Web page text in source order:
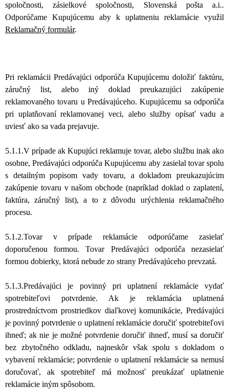
spoločnosti, zásielkové spoločnosti, Slovenská pošta a.i..
Odporúčame Kupujúcemu aby k uplatneniu reklamácie využil
Reklamačný formulár.
Pri reklamácii Predávajúci odporúča Kupujúcemu doložiť faktúru,
záručný list, alebo iný doklad preukazujúci zakúpenie
reklamovaného tovaru u Predávajúceho. Kupujúcemu sa odporúča
pri uplatňovaní reklamovanej veci, alebo služby opísať vadu a
uviesť ako sa vada prejavuje.
5.1.1.V prípade ak Kupujúci reklamuje tovar, alebo službu inak ako
osobne, Predávajúci odporúča Kupujúcemu aby zasielal tovar spolu
s detailným popisom vady tovaru, a dokladom preukazujúcim
zakúpenie tovaru v našom obchode (napríklad doklad o zaplatení,
faktúra, záručný list), a to z dôvodu urýchlenia reklamačného
procesu.
5.1.2.Tovar v prípade reklamácie odporúčame zasielať
doporučenou formou. Tovar Predávajúci odporúča nezasielať
formou dobierky, ktorá nebude zo strany Predávajúceho prevzatá.
5.1.3.Predávajúci je povinný pri uplatnení reklamácie vydať
spotrebiteľovi potvrdenie. Ak je reklamácia uplatnená
prostredníctvom prostriedkov diaľkovej komunikácie, Predávajúci
je povinný potvrdenie o uplatnení reklamácie doručiť spotrebiteľovi
ihneď; ak nie je možné potvrdenie doručiť ihneď, musí sa doručiť
bez zbytočného odkladu, najneskôr však spolu s dokladom o
vybavení reklamácie; potvrdenie o uplatnení reklamácie sa nemusí
doručovať, ak spotrebiteľ má možnosť preukázať uplatnenie
reklamácie iným spôsobom.